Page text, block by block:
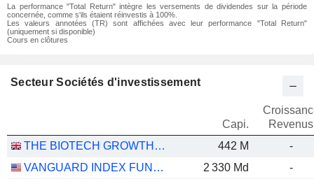
La performance "Total Return" intègre les versements de dividendes sur la période
concernée, comme s'ils étaient réinvestis à 100%.
Les valeurs annotées (TR) sont affichées avec leur performance "Total Return"
(uniquement si disponible)
Cours en clôtures
Secteur Sociétés d'investissement
Capi.
Revenus
THE BIOTECH GROWTH TRUST PLC
442 M
-
VANGUARD INDEX FUNDS - VANGUARD TOTAL STOCK MARKET ETF
2 330 Md
-